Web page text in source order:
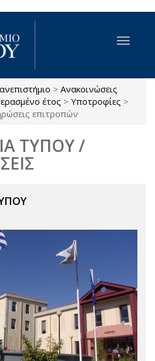
περιεχόμενο
Toggle
> Ανακοινώσεις
έτος > Υποτροφίες >
επιτροπών
ΤΥΠΟΥ /